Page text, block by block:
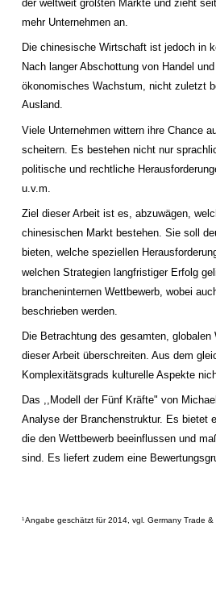
der weltweit größten Märkte und zieht
mehr Unternehmen an.
Die chinesische Wirtschaft ist jedoch in
Nach langer Abschottung von Handel
ökonomisches Wachstum, nicht zuletzt
Ausland.
Viele Unternehmen wittern ihre Chance
scheitern. Es bestehen nicht nur
politische und rechtliche
u.v.m.
Ziel dieser Arbeit ist es, abzuwägen,
chinesischen Markt bestehen. Sie soll
bieten, welche speziellen
welchen Strategien langfristiger Erfolg
brancheninternen Wettbewerb, wobei
beschrieben werden.
Die Betrachtung des gesamten,
dieser Arbeit überschreiten. Aus dem
Komplexitätsgrads kulturelle Aspekte
Das ,,Modell der Fünf Kräfte" von
Analyse der Branchenstruktur. Es bietet
die den Wettbewerb beeinflussen und
sind. Es liefert zudem eine
1 Angabe geschätzt für 2014, vgl. Germany Trade &